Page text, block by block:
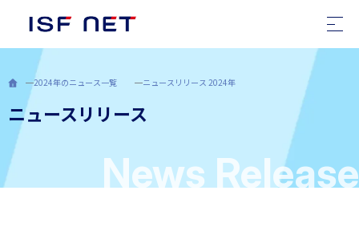
TOP
ニュース
2024年のニュース一覧 ニュースリリース 2024年
ニュースリリース
News Release